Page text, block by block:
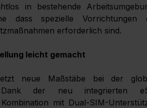
in bestehende
dass spezielle Vorrichtungen
erforderlich sind.
leicht gemacht
neue Maßstäbe bei der
Dank der neu integrierten
mit Dual-SIM-